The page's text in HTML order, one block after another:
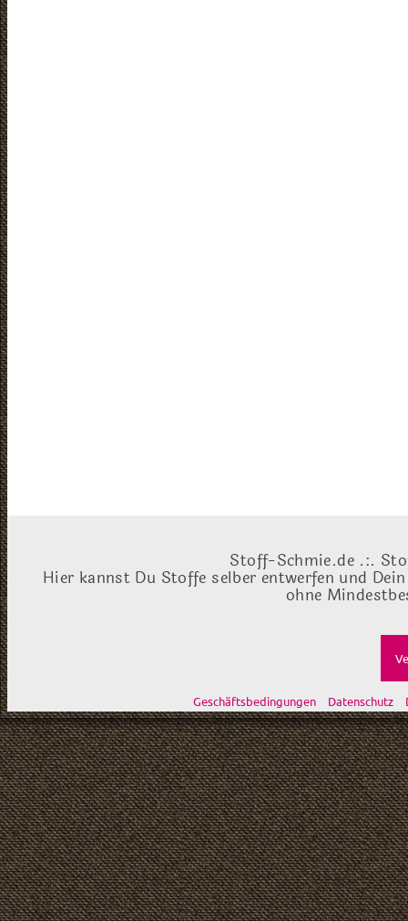
Stoff-Schmie.de .:.
Hier kannst Du Stoffe selber entwerfen und
ohne
Geschäftsbedingungen Datenschutz